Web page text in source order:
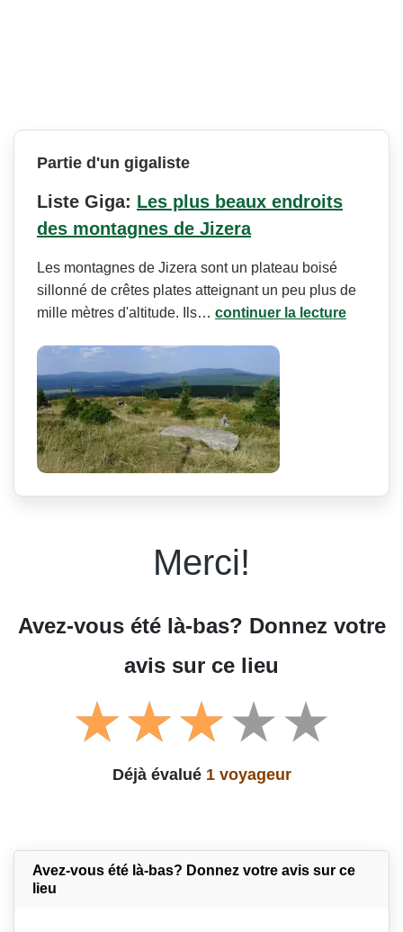
Partie d'un gigaliste
Liste Giga: Les plus beaux endroits
des montagnes de Jizera
Les montagnes de Jizera sont un plateau boisé
sillonné de crêtes plates atteignant un peu plus de
mille mètres d'altitude. Ils… continuer la lecture
Merci!
Avez-vous été là-bas? Donnez votre
avis sur ce lieu
Déjà évalué 1 voyageur
Avez-vous été là-bas? Donnez votre avis sur ce
lieu